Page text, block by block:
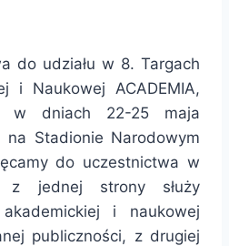
do udziału w 8. Targach
i Naukowej ACADEMIA,
w dniach 22-25 maja
na Stadionie Narodowym
do uczestnictwa w
z jednej strony służy
i naukowej
publiczności, z drugiej